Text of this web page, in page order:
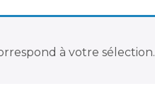
à votre sélection.